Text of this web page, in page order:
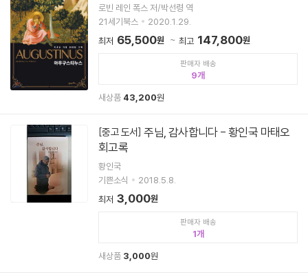
로빈 레인 폭스 저/박선령 역
21세기북스
2020.1.29.
최저 65,500원 최고 147,800원
판매자 배송
9
새상품 43,200원
[중고 도서] 주님, 감사합니다 - 황인국 마태오
회고록
황인국
기쁜소식
2018.5.8.
최저 3,000원
판매자 배송
1
새상품 3,000원